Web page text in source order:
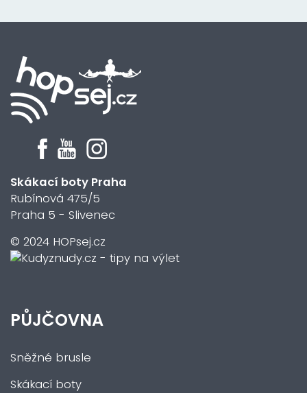
Skákací boty Praha
Rubínová 475/5
Praha 5 - Slivenec
© 2024 HOPsej.cz
PŮJČOVNA
Sněžné brusle
Skákací boty